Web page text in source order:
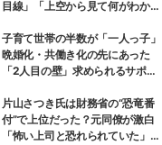
目線」「上空から見て何がわか
副編集長は「SNSでの見せ方を配
慮する時代」と指摘
子育て世帯の半数が「一人っ子」
晩婚化・共働き化の先にあった
「2人目の壁」求められるサポー
片山さつき氏は財務省の“恐竜番
付”で上位だった？元同僚が激白
「怖い上司と恐れられていた」